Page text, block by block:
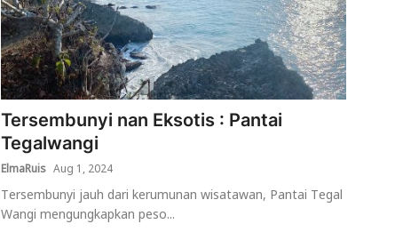
Tersembunyi nan Eksotis : Pantai
Tegalwangi
ElmaRuis Aug 1, 2024
Tersembunyi jauh dari kerumunan wisatawan, Pantai Tegal
Wangi mengungkapkan peso...